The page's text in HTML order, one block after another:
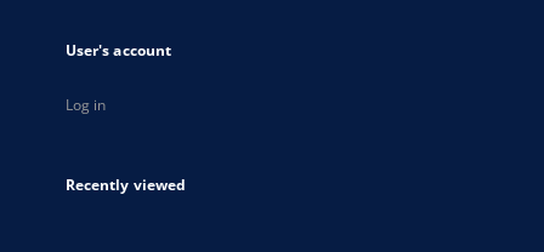
User's account
Log in
Recently viewed